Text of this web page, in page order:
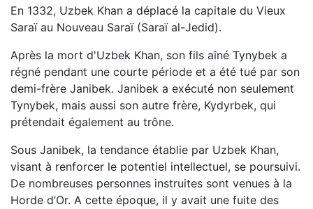
En 1332, Uzbek Khan a déplacé la capitale du Vieux
Saraï au Nouveau Saraï (Saraï al-Jedid).
Après la mort d'Uzbek Khan, son fils aîné Tynybek a
régné pendant une courte période et a été tué par son
demi-frère Janibek. Janibek a exécuté non seulement
Tynybek, mais aussi son autre frère, Kydyrbek, qui
prétendait également au trône.
Sous Janibek, la tendance établie par Uzbek Khan,
visant à renforcer le potentiel intellectuel, se poursuivi.
De nombreuses personnes instruites sont venues à la
Horde d’Or. A cette époque, il y avait une fuite des